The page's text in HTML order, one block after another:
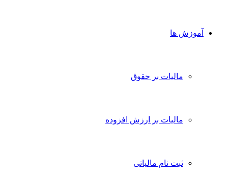
آموزش ها
مالیات بر حقوق
مالیات بر ارزش افزوده
ثبت نام مالیاتی